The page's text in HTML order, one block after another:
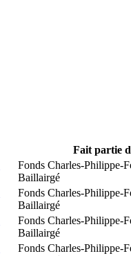
Fait partie
Fonds Charles-Philippe-
Baillairgé
Fonds Charles-Philippe-
Baillairgé
Fonds Charles-Philippe-
Baillairgé
Fonds Charles-Philippe-